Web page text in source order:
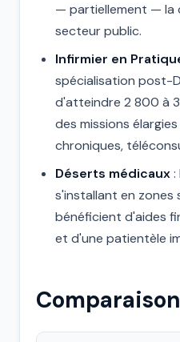
— partiellement — la
secteur public.
Infirmier en
spécialisation post-
d'atteindre 2 800 à
des missions
chroniques,
Déserts médicaux:
s'installant en
bénéficient d'aides
et d'une patientèle